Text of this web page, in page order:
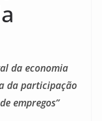
da economia
da participação
empregos”